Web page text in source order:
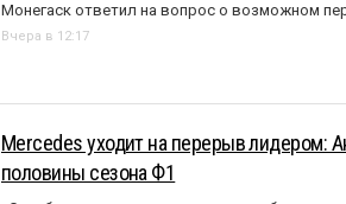
Монегаск ответил на вопрос о возможном
Вчера в 12:17
Mercedes уходит на перерыв лидером:
половины сезона Ф1